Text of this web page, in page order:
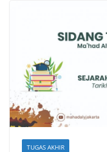
TUGAS AKHIR